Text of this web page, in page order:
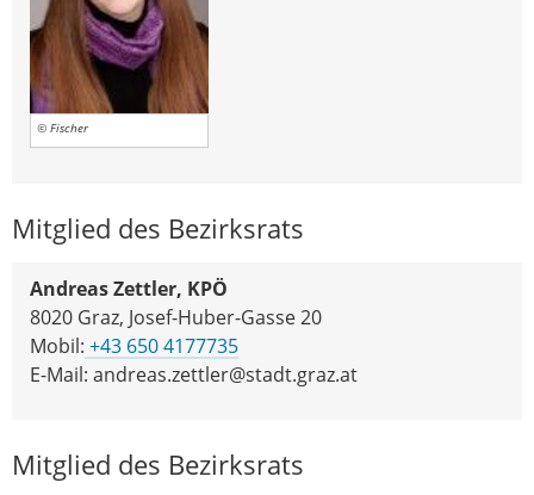
© Fischer
Mitglied des Bezirksrats
Andreas Zettler, KPÖ
8020 Graz, Josef-Huber-Gasse 20
Mobil: +43 650 4177735
E-Mail: andreas.zettler@stadt.graz.at
Mitglied des Bezirksrats